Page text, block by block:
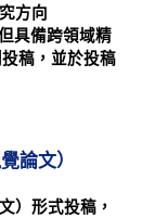
方向
具備跨領域精
稿，並於投稿
論文）
形式投稿，